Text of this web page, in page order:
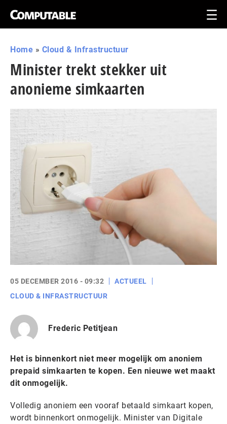
Home » Cloud & Infrastructuur
Minister trekt stekker uit
anonieme simkaarten
05 DECEMBER 2016 - 09:32
ACTUEEL
CLOUD & INFRASTRUCTUUR
Frederic Petitjean
Het is binnenkort niet meer mogelijk om anoniem
prepaid simkaarten te kopen. Een nieuwe wet maakt
dit onmogelijk.
Volledig anoniem een vooraf betaald simkaart kopen,
wordt binnenkort onmogelijk. Minister van Digitale